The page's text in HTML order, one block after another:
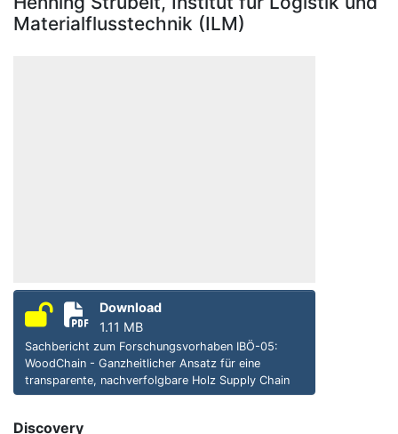
Materialflusstechnik (ILM)
Download
1.11 MB
Sachbericht zum Forschungsvorhaben IBÖ-05:
WoodChain - Ganzheitlicher Ansatz für eine
transparente, nachverfolgbare Holz Supply Chain
Discovery